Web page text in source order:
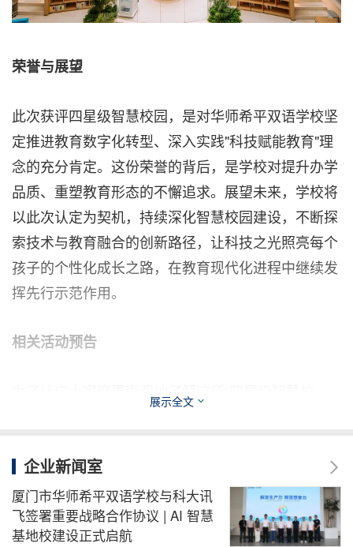
荣誉与展望
此次获评四星级智慧校园，是对华师希平双语学校坚
定推进教育数字化转型、深入实践"科技赋能教育"理
念的充分肯定。这份荣誉的背后，是学校对提升办学
品质、重塑教育形态的不懈追求。展望未来，学校将
以此次认定为契机，持续深化智慧校园建设，不断探
索技术与教育融合的创新路径，让科技之光照亮每个
孩子的个性化成长之路，在教育现代化进程中继续发
挥先行示范作用。
相关活动预告
双语融合部将于近期举办专场开放日，诚邀意向海外
升学规划的家庭莅临探校，亲身体验智慧校园的创新
环境与育人理念。
展示全文
企业新闻室
厦门市华师希平双语学校与科大讯
飞签署重要战略合作协议 | AI 智慧
基地校建设正式启航